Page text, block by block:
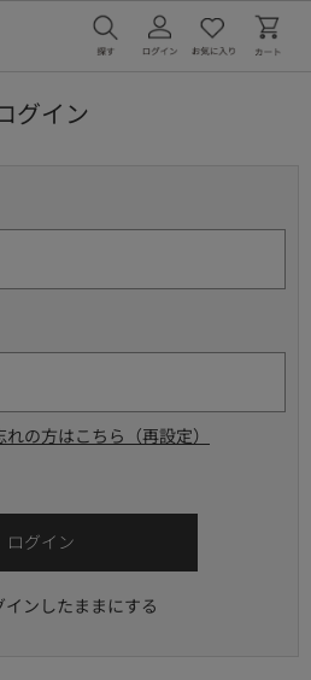
グイン
の方はこちら（再設定）
インしたままにする